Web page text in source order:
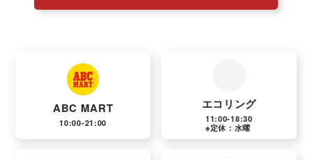
ABC MART
10:00-21:00
エコリング
11:00-18:30
※定休：水曜